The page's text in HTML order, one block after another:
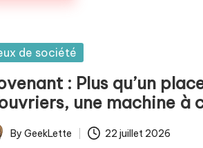
de société
: Plus qu’un
une machine à
By GeekLette 22 juillet 2026